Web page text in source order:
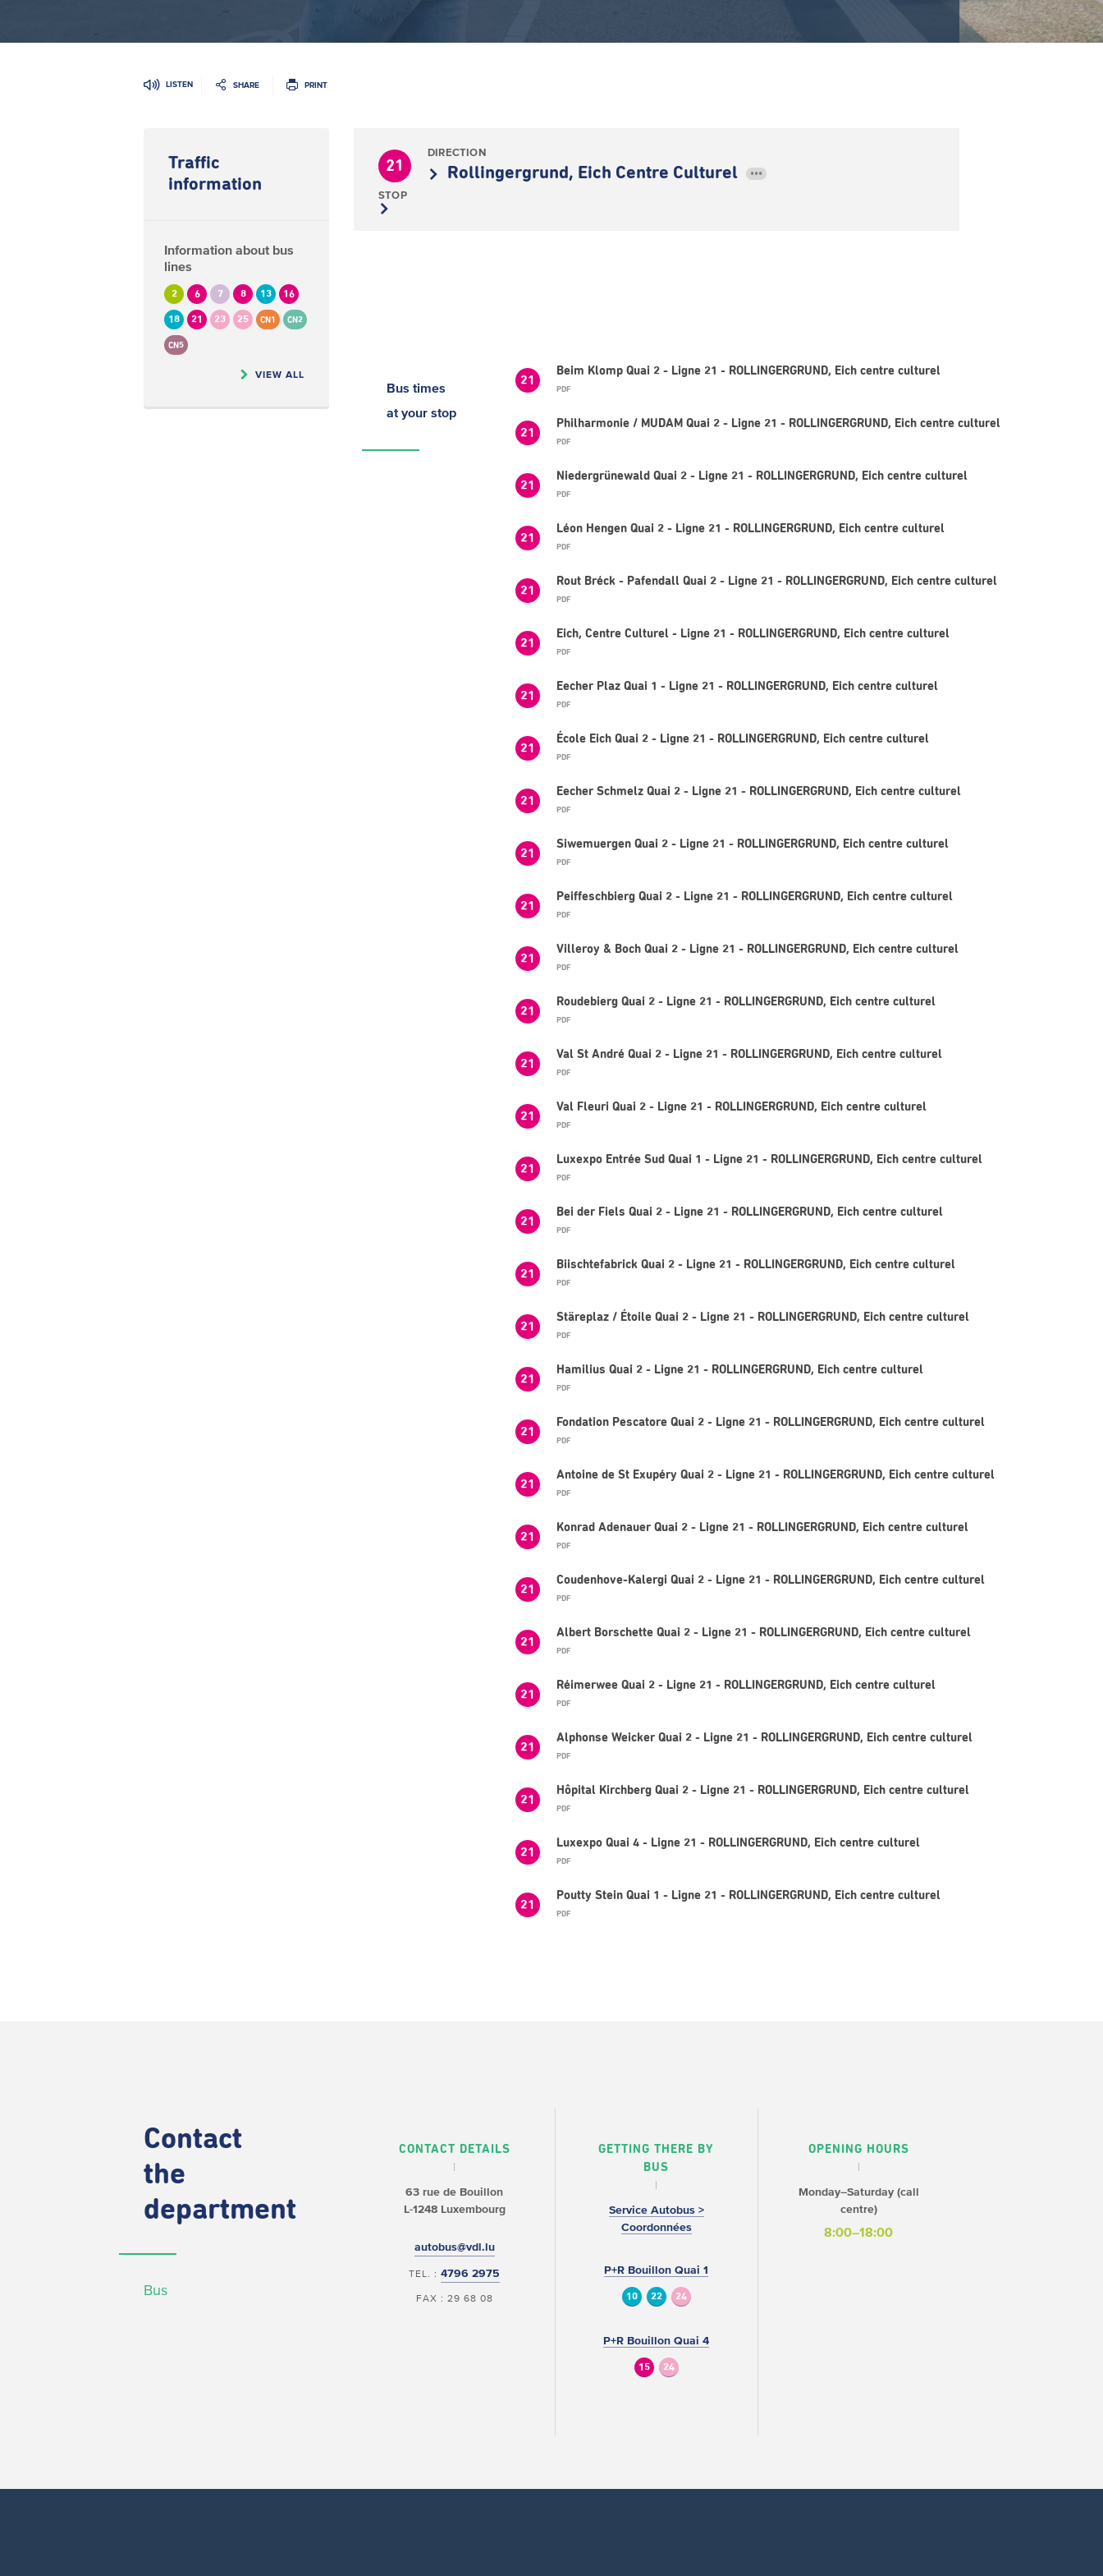
LISTEN SHARE PRINT
Traffic
information
Information about bus
lines
2 6 7 8 13 16
18 21 23 25 CN1 CN2
CN5
VIEW ALL
21
DIRECTION
Rollingergrund, Eich Centre Culturel •••
STOP
Bus times
at your stop
21
Beim Klomp Quai 2 - Ligne 21 - ROLLINGERGRUND, Eich centre culturel
PDF
21
Philharmonie / MUDAM Quai 2 - Ligne 21 - ROLLINGERGRUND, Eich centre culturel
PDF
21
Niedergrünewald Quai 2 - Ligne 21 - ROLLINGERGRUND, Eich centre culturel
PDF
21
Léon Hengen Quai 2 - Ligne 21 - ROLLINGERGRUND, Eich centre culturel
PDF
21
Rout Bréck - Pafendall Quai 2 - Ligne 21 - ROLLINGERGRUND, Eich centre culturel
PDF
21
Eich, Centre Culturel - Ligne 21 - ROLLINGERGRUND, Eich centre culturel
PDF
21
Eecher Plaz Quai 1 - Ligne 21 - ROLLINGERGRUND, Eich centre culturel
PDF
21
École Eich Quai 2 - Ligne 21 - ROLLINGERGRUND, Eich centre culturel
PDF
21
Eecher Schmelz Quai 2 - Ligne 21 - ROLLINGERGRUND, Eich centre culturel
PDF
21
Siwemuergen Quai 2 - Ligne 21 - ROLLINGERGRUND, Eich centre culturel
PDF
21
Peiffeschbierg Quai 2 - Ligne 21 - ROLLINGERGRUND, Eich centre culturel
PDF
21
Villeroy & Boch Quai 2 - Ligne 21 - ROLLINGERGRUND, Eich centre culturel
PDF
21
Roudebierg Quai 2 - Ligne 21 - ROLLINGERGRUND, Eich centre culturel
PDF
21
Val St André Quai 2 - Ligne 21 - ROLLINGERGRUND, Eich centre culturel
PDF
21
Val Fleuri Quai 2 - Ligne 21 - ROLLINGERGRUND, Eich centre culturel
PDF
21
Luxexpo Entrée Sud Quai 1 - Ligne 21 - ROLLINGERGRUND, Eich centre culturel
PDF
21
Bei der Fiels Quai 2 - Ligne 21 - ROLLINGERGRUND, Eich centre culturel
PDF
21
Biischtefabrick Quai 2 - Ligne 21 - ROLLINGERGRUND, Eich centre culturel
PDF
21
Stäreplaz / Étoile Quai 2 - Ligne 21 - ROLLINGERGRUND, Eich centre culturel
PDF
21
Hamilius Quai 2 - Ligne 21 - ROLLINGERGRUND, Eich centre culturel
PDF
21
Fondation Pescatore Quai 2 - Ligne 21 - ROLLINGERGRUND, Eich centre culturel
PDF
21
Antoine de St Exupéry Quai 2 - Ligne 21 - ROLLINGERGRUND, Eich centre culturel
PDF
21
Konrad Adenauer Quai 2 - Ligne 21 - ROLLINGERGRUND, Eich centre culturel
PDF
21
Coudenhove-Kalergi Quai 2 - Ligne 21 - ROLLINGERGRUND, Eich centre culturel
PDF
21
Albert Borschette Quai 2 - Ligne 21 - ROLLINGERGRUND, Eich centre culturel
PDF
21
Réimerwee Quai 2 - Ligne 21 - ROLLINGERGRUND, Eich centre culturel
PDF
21
Alphonse Weicker Quai 2 - Ligne 21 - ROLLINGERGRUND, Eich centre culturel
PDF
21
Hôpital Kirchberg Quai 2 - Ligne 21 - ROLLINGERGRUND, Eich centre culturel
PDF
21
Luxexpo Quai 4 - Ligne 21 - ROLLINGERGRUND, Eich centre culturel
PDF
21
Poutty Stein Quai 1 - Ligne 21 - ROLLINGERGRUND, Eich centre culturel
PDF
Contact
the
department
Bus
CONTACT DETAILS
63 rue de Bouillon
L-1248 Luxembourg
autobus@vdl.lu
TEL. :4796 2975
FAX : 29 68 08
GETTING THERE BY
BUS
Service Autobus >
Coordonnées
P+R Bouillon Quai 1
10 22 24
P+R Bouillon Quai 4
15 24
OPENING HOURS
Monday–Saturday (call
centre)
8:00–18:00